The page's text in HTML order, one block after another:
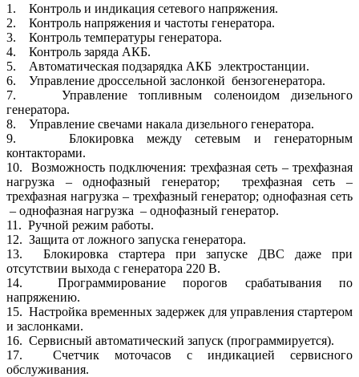
1. Контроль и индикация сетевого напряжения.
2. Контроль напряжения и частоты генератора.
3. Контроль температуры генератора.
4. Контроль заряда АКБ.
5. Автоматическая подзарядка АКБ электростанции.
6. Управление дроссельной заслонкой бензогенератора.
7. Управление топливным соленоидом дизельного
генератора.
8. Управление свечами накала дизельного генератора.
9. Блокировка между сетевым и генераторным
контакторами.
10. Возможность подключения: трехфазная сеть – трехфазная
нагрузка – однофазный генератор; трехфазная сеть –
трехфазная нагрузка – трехфазный генератор; однофазная сеть
– однофазная нагрузка – однофазный генератор.
11. Ручной режим работы.
12. Защита от ложного запуска генератора.
13. Блокировка стартера при запуске ДВС даже при
отсутствии выхода с генератора 220 В.
14. Программирование порогов срабатывания по
напряжению.
15. Настройка временных задержек для управления стартером
и заслонками.
16. Сервисный автоматический запуск (программируется).
17. Счетчик моточасов с индикацией сервисного
обслуживания.